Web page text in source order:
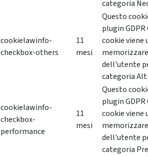
categoria
cookielawinfo-
checkbox-others
11
mesi
Questo
plugin
cookie
dell'utente
categoria
cookielawinfo-
checkbox-
performance
11
mesi
Questo
plugin
cookie
dell'utente
categoria